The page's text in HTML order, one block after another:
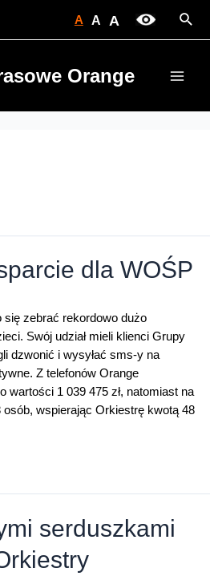
A A A
Orange
dla WOŚP
się zebrać rekordowo dużo
Swój udział mieli klienci Grupy
dzwonić i wysyłać sms-y na
Z telefonów Orange
wartości 1 039 475 zł, natomiast na
osób, wspierając Orkiestrę kwotą 48
serduszkami